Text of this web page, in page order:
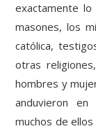
exactamente
masones, los
católica,
otras
hombres y
anduvieron
muchos de